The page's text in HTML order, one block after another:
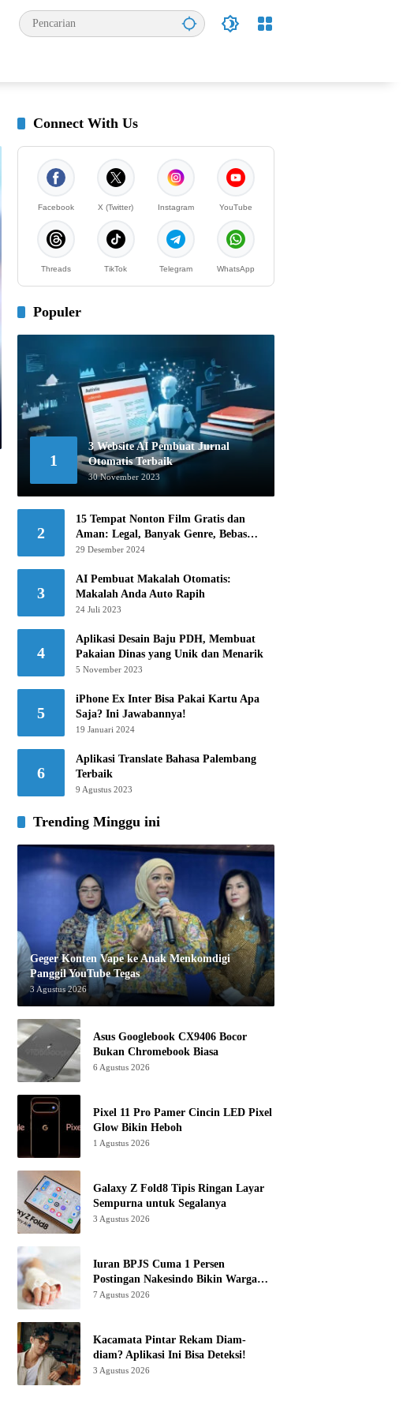
Connect With Us
Facebook X (Twitter) Instagram YouTube
Threads TikTok Telegram WhatsApp
Populer
1
3 Website AI Pembuat Jurnal
Otomatis Terbaik
30 November 2023
2
15 Tempat Nonton Film Gratis dan
Aman: Legal, Banyak Genre, Bebas
Khawatir!
29 Desember 2024
3
AI Pembuat Makalah Otomatis:
Makalah Anda Auto Rapih
24 Juli 2023
4
Aplikasi Desain Baju PDH, Membuat
Pakaian Dinas yang Unik dan Menarik
5 November 2023
5
iPhone Ex Inter Bisa Pakai Kartu Apa
Saja? Ini Jawabannya!
19 Januari 2024
6
Aplikasi Translate Bahasa Palembang
Terbaik
9 Agustus 2023
Trending Minggu ini
Geger Konten Vape ke Anak Menkomdigi
Panggil YouTube Tegas
3 Agustus 2026
Asus Googlebook CX9406 Bocor
Bukan Chromebook Biasa
6 Agustus 2026
Pixel 11 Pro Pamer Cincin LED Pixel
Glow Bikin Heboh
1 Agustus 2026
Galaxy Z Fold8 Tipis Ringan Layar
Sempurna untuk Segalanya
3 Agustus 2026
Iuran BPJS Cuma 1 Persen
Postingan Nakesindo Bikin Warganet
Murka
7 Agustus 2026
Kacamata Pintar Rekam Diam-
diam? Aplikasi Ini Bisa Deteksi!
3 Agustus 2026